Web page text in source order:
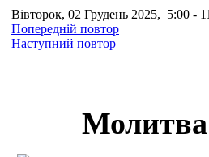
Вівторок, 02 Грудень 2025, 5:00 -
Попередній повтор
Наступний повтор
Молитва